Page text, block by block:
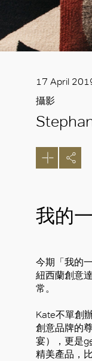
17 April
攝影
我的
今期「我的
紐西蘭創意
常。
Kate不單創
創意品牌的
宴），更是
精美產品，